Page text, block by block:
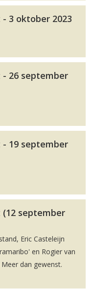
3 oktober 2023
26 september
19 september
september
Eric Casteleijn
en Rogier van
dan gewenst.